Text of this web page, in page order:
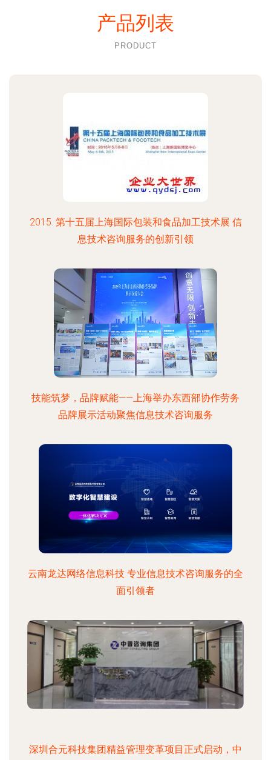
产品列表
PRODUCT
2015. 第十五届上海国际包装和食品加工技术展 信
息技术咨询服务的创新引领
技能筑梦，品牌赋能——上海举办东西部协作劳务
品牌展示活动聚焦信息技术咨询服务
云南龙达网络信息科技 专业信息技术咨询服务的全
面引领者
深圳合元科技集团精益管理变革项目正式启动，中